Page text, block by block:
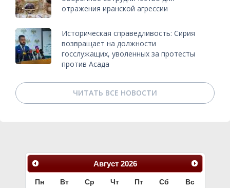
отражения иранской агрессии
Историческая справедливость: Сирия
возвращает на должности
госслужащих, уволенных за протесты
против Асада
ЧИТАТЬ ВСЕ НОВОСТИ
Август 2026
Пн Вт Ср Чт Пт Сб Вс